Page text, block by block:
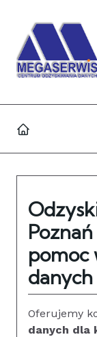
pomoc
danych
Oferujemy
danych dla